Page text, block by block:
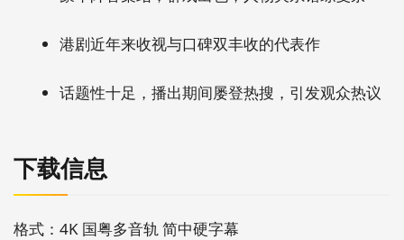
港剧近年来收视与口碑双丰收的代表作
话题性十足，播出期间屡登热搜，引发观众热议
下载信息
格式：4K 国粤多音轨 简中硬字幕